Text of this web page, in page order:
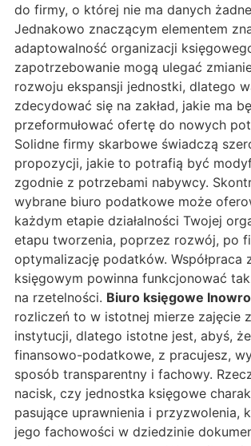
do firmy, o której nie ma danych
Jednakowo znaczącym elementem
adaptowalność organizacji
zapotrzebowanie mogą ulegać
rozwoju ekspansji jednostki, dlatego
zdecydować się na zakład, jakie ma
przeformułować ofertę do nowych
Solidne firmy skarbowe świadczą
propozycji, jakie to potrafią być
zgodnie z potrzebami nabywcy.
wybrane biuro podatkowe może
każdym etapie działalności Twojej
etapu tworzenia, poprzez rozwój, po
optymalizację podatków. Współpraca
księgowym powinna funkcjonować
na rzetelności. Biuro księgowe
rozliczeń to w istotnej mierze zajęcie
instytucji, dlatego istotne jest, abyś,
finansowo-podatkowe, z pracujesz,
sposób transparentny i fachowy.
nacisk, czy jednostka księgowe
pasujące uprawnienia i przyzwolenia,
jego fachowości w dziedzinie